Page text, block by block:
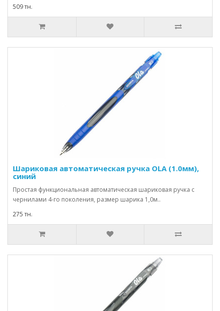
509 тн.
Шариковая автоматическая ручка OLA (1.0мм),
синий
Простая функциональная автоматическая шариковая ручка с
чернилами 4-го поколения, размер шарика 1,0м..
275 тн.